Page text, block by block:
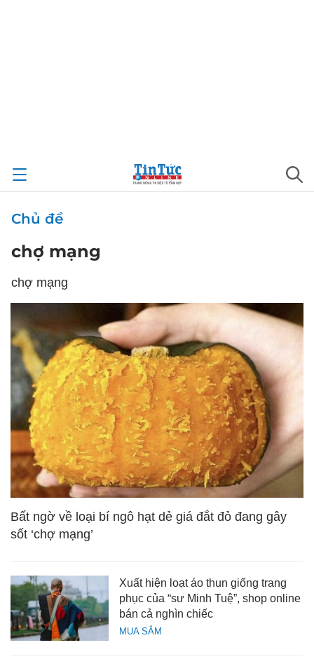
Chủ đề
chợ mạng
chợ mạng
Bất ngờ về loại bí ngô hạt dẻ giá đắt đỏ đang gây
sốt ‘chợ mạng’
MUA SẮM
Xuất hiện loạt áo thun giống trang
phục của “sư Minh Tuệ”, shop online
bán cả nghìn chiếc